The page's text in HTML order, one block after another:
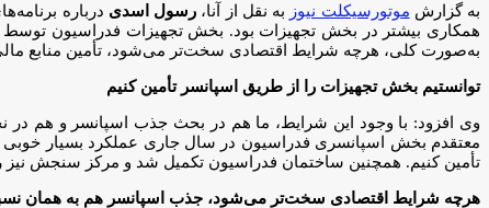
به گزارش موتورسیکلت نیوز به نقل از آنا، رسول اسدی درباره
همکاری بیشتر در بخش تجهیزات بود. بخش تجهیزات فدراسیون توسط
به‌صورت کلی، هرچه شرایط اقتصادی سخت‌تر می‌شود، تأمین منابع
توانستیم بخش تجهیزات را از طریق اسپانسر تأمین کنیم
وی افزود: با وجود این شرایط، ما هم در بحث جذب اسپانسر و هم در
معتقدم بخش اسپانسری فدراسیون در سال جاری عملکرد بسیار
تأمین کنیم. همچنین ساختمان فدراسیون تکمیل شد و مرکز سنجش نیز
هرچه شرایط اقتصادی سخت‌تر می‌شود، جذب اسپانسر هم به همان